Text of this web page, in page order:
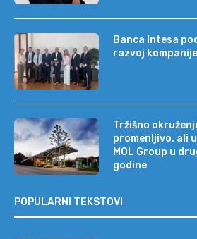
Banca Intesa
razvoj
Tržišno
promenljivo, ali
MOL Group u
godine
POPULARNI TEKSTOVI